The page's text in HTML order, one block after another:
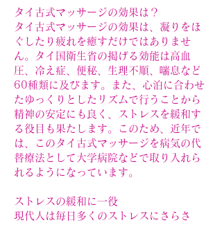
タイ古式マッサージの効果は？
タイ古式マッサージの効果は、凝りをほ
ぐしたり疲れを癒すだけではありませ
ん。タイ国衛生省の掲げる効能は高血
圧、冷え症、便秘、生理不順、喘息など
60種類に及びます。また、心泊に合わせ
たゆっくりとしたリズムで行うことから
精神の安定にも良く、ストレスを緩和す
る役目も果たします。このため、近年で
は、このタイ古式マッサージを病気の代
替療法として大学病院などで取り入れら
れるようになっています。
ストレスの緩和に一役
現代人は毎日多くのストレスにさらさ